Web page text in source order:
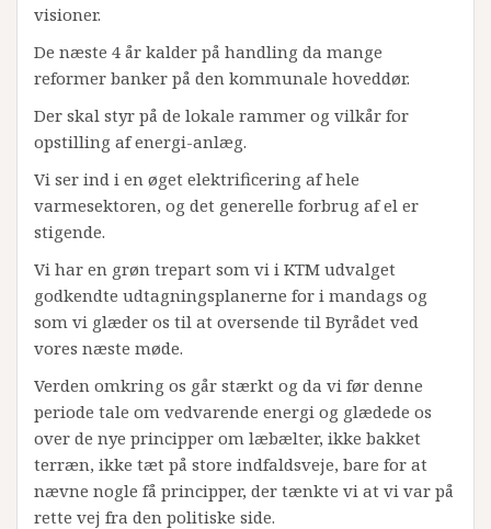
visioner.
De næste 4 år kalder på handling da mange
reformer banker på den kommunale hoveddør.
Der skal styr på de lokale rammer og vilkår for
opstilling af energi-anlæg.
Vi ser ind i en øget elektrificering af hele
varmesektoren, og det generelle forbrug af el er
stigende.
Vi har en grøn trepart som vi i KTM udvalget
godkendte udtagningsplanerne for i mandags og
som vi glæder os til at oversende til Byrådet ved
vores næste møde.
Verden omkring os går stærkt og da vi før denne
periode tale om vedvarende energi og glædede os
over de nye principper om læbælter, ikke bakket
terræn, ikke tæt på store indfaldsveje, bare for at
nævne nogle få principper, der tænkte vi at vi var på
rette vej fra den politiske side.